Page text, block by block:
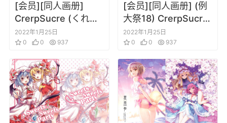
[会员][同人画册]
CrerpSucre (くれ～
ぷ) HachimitsuFran
(東方Project)
2022年1月25日
0
0 937
[会员][同人画册] (例
大祭18) CrerpSucre
(くれ～ぷ)
SpringFlavor (东方
2022年1月25日
0
0 937